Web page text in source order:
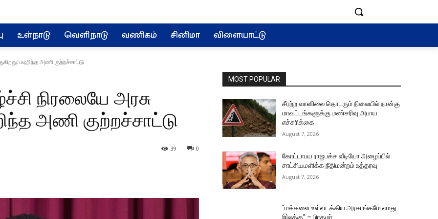
உள்நாடு வெளிநாடு வணிகம் சினிமா விளையாட்டு
மஹிந்த அணி குற்றச்சாட்டு
நிரலையே அரசு
அணி குற்றச்சாட்டு
0
39
MOST POPULAR
சீரற்ற வானிலை தொடரும் நிலையில் நான்கு
மாவட்டங்களுக்கு மண்சரிவு அபாய
எச்சரிக்கை
August 7, 2026
கோட்டாபய ராஜபக்ச வீடியோ அழைப்பில்
சாட்சியமளிக்க நீதிமன்றம் உத்தரவு
August 7, 2026
“மக்களை உள்ளடக்கிய அரசாங்கமே எமது
இலக்கு” – பிரதமர்